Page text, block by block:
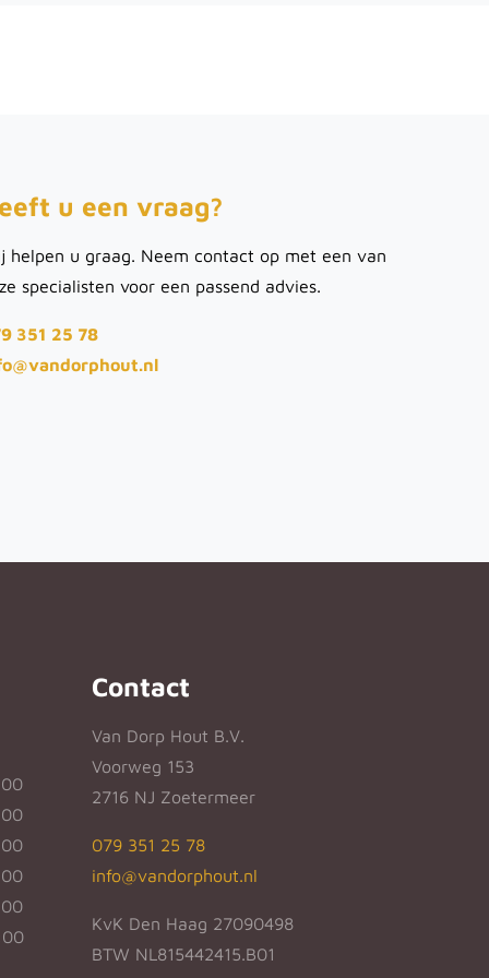
u een vraag?
helpen u graag. Neem contact op met een van
specialisten voor een passend advies.
351 25 78
Contact
Van Dorp Hout B.V.
Voorweg 153
2716 NJ Zoetermeer
079 351 25 78
info@vandorphout.nl
KvK Den Haag 27090498
BTW NL815442415.B01